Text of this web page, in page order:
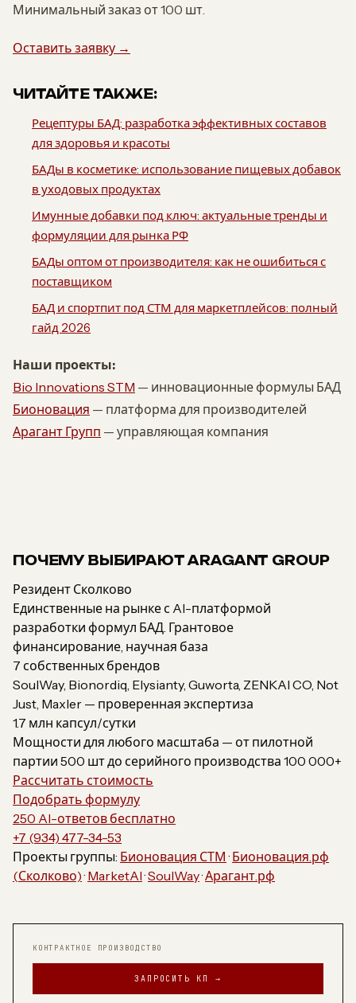
Минимальный заказ от 100 шт.
Оставить заявку →
ЧИТАЙТЕ ТАКЖЕ:
Рецептуры БАД: разработка эффективных составов
для здоровья и красоты
БАДы в косметике: использование пищевых добавок
в уходовых продуктах
Имунные добавки под ключ: актуальные тренды и
формуляции для рынка РФ
БАДы оптом от производителя: как не ошибиться с
поставщиком
БАД и спортпит под СТМ для маркетплейсов: полный
гайд 2026
Наши проекты:
Bio Innovations STM — инновационные формулы БАД
Бионовация — платформа для производителей
Арагант Групп — управляющая компания
ПОЧЕМУ ВЫБИРАЮТ ARAGANT GROUP
Резидент Сколково
Единственные на рынке с AI-платформой
разработки формул БАД. Грантовое
финансирование, научная база
7 собственных брендов
SoulWay, Bionordiq, Elysianty, Guworta, ZENKAI CO, Not
Just, Maxler — проверенная экспертиза
1.7 млн капсул/сутки
Мощности для любого масштаба — от пилотной
партии 500 шт до серийного производства 100 000+
Рассчитать стоимость
Подобрать формулу
250 AI-ответов бесплатно
+7 (934) 477-34-53
Проекты группы: Бионовация СТМ · Бионовация.рф
(Сколково)· MarketAI·SoulWay·Арагант.рф
КОНТРАКТНОЕ ПРОИЗВОДСТВО
ЗАПРОСИТЬ КП →